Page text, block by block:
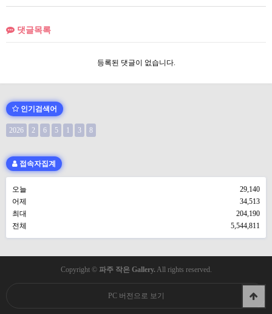
댓글목록
등록된 댓글이 없습니다.
인기검색어
2026 2 6 5 1 3 8
접속자집계
오늘
29,140
어제
34,513
최대
204,190
전체
5,544,811
Copyright © 파주 작은 Gallery. All rights reserved.
PC 버전으로 보기